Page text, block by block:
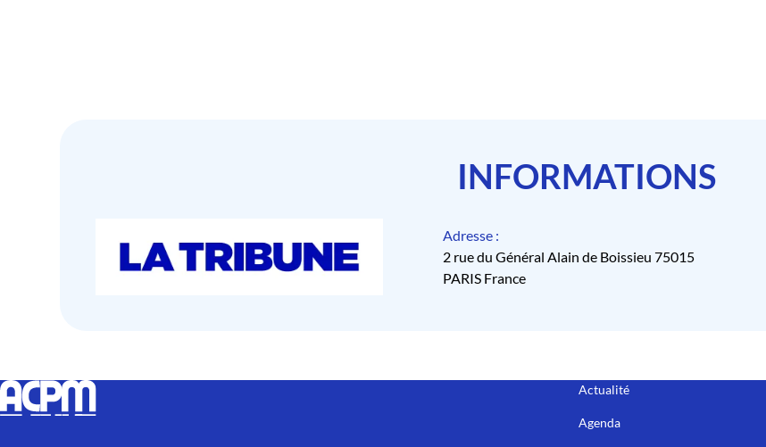
INFORMATIONS
Adresse :
2 rue du Général Alain de Boissieu 75015
PARIS France
Actualité
Agenda